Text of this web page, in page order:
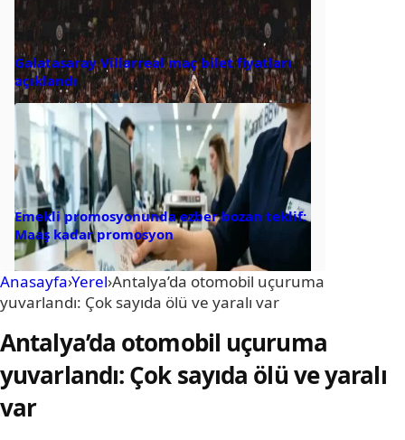
Galatasaray Villarreal maç bilet fiyatları
açıklandı
Emekli promosyonunda ezber bozan teklif:
Maaş kadar promosyon
Anasayfa›Yerel›Antalya’da otomobil uçuruma
yuvarlandı: Çok sayıda ölü ve yaralı var
Antalya’da otomobil uçuruma
yuvarlandı: Çok sayıda ölü ve yaralı
var